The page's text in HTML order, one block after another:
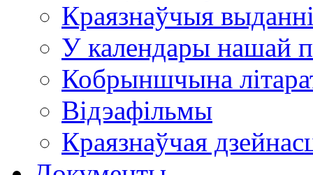
Краязнаўчыя
У календары нашай
Кобрыншчына
Відэафільмы
Краязнаўчая